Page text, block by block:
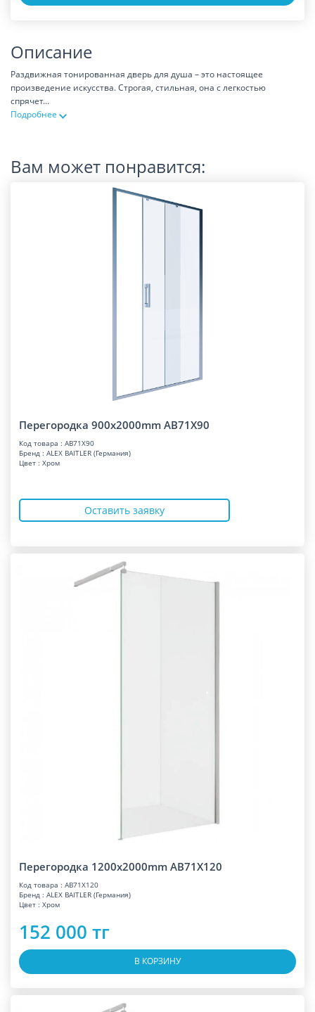
Описание
Раздвижная тонированная дверь для душа – это настоящее
произведение искусства. Строгая, стильная, она с легкостью
спрячет...
Подробнее
Вам может понравится:
Перегородка 900x2000mm AB71X90
Код товара : AB71X90
Бренд : ALEX BAITLER (Германия)
Цвет : Хром
Оставить заявку
Перегородка 1200x2000mm AB71X120
Код товара : AB71X120
Бренд : ALEX BAITLER (Германия)
Цвет : Хром
152 000 тг
В КОРЗИНУ